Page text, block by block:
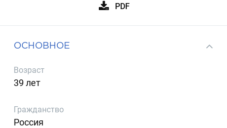
PDF
ОСНОВНОЕ
Возраст
39 лет
Гражданство
Россия